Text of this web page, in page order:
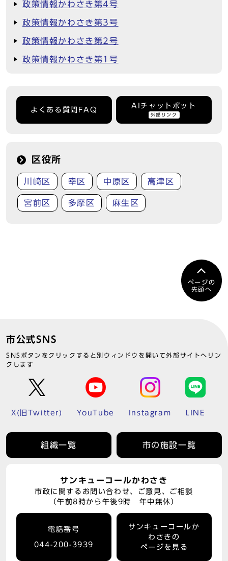
政策情報かわさき第4号
政策情報かわさき第3号
政策情報かわさき第2号
政策情報かわさき第1号
よくある質問FAQ
AIチャットボット
外部リンク
区役所
川崎区 幸区 中原区 高津区
宮前区 多摩区 麻生区
ページの
先頭へ
市公式SNS
SNSボタンをクリックすると別ウィンドウを開いて外部サイトへリン
クします
X(旧Twitter) YouTube Instagram LINE
組織一覧 市の施設一覧
サンキューコールかわさき
市政に関するお問い合わせ、ご意見、ご相談
（午前8時から午後9時 年中無休）
電話番号
044-200-3939
サンキューコールか
わさきの
ページを見る